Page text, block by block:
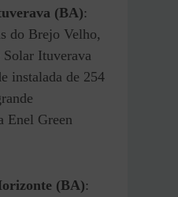
(BA):
do Brejo Velho,
Solar Ituverava
instalada de 254
Enel Green
(BA):